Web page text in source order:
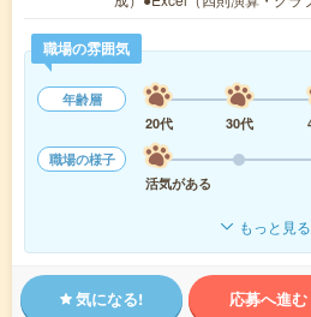
職場の雰囲気
年齢層
20代
30代
職場の様子
活気がある
もっと見る
気になる! 応募へ進む